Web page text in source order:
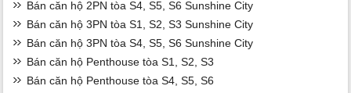
Bán căn hộ 2PN tòa S4, S5, S6 Sunshine City
Bán căn hộ 3PN tòa S1, S2, S3 Sunshine City
Bán căn hộ 3PN tòa S4, S5, S6 Sunshine City
Bán căn hộ Penthouse tòa S1, S2, S3
Bán căn hộ Penthouse tòa S4, S5, S6